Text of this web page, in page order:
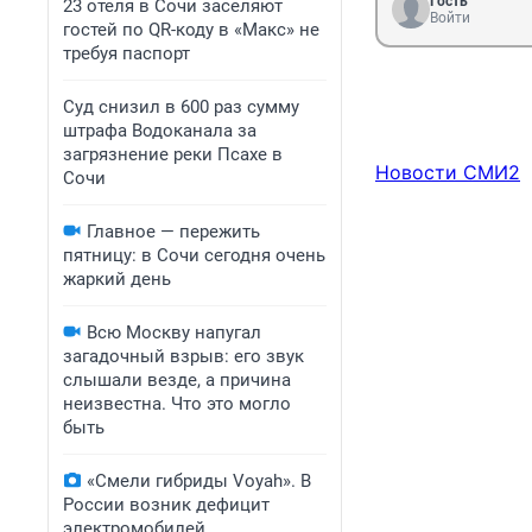
23 отеля в Сочи заселяют
гостей по QR-коду в «Макс» не
требуя паспорт
Суд снизил в 600 раз сумму
штрафа Водоканала за
загрязнение реки Псахе в
Сочи
Главное — пережить
пятницу: в Сочи сегодня очень
жаркий день
Всю Москву напугал
загадочный взрыв: его звук
слышали везде, а причина
неизвестна. Что это могло
быть
«Смели гибриды Voyah». В
России возник дефицит
Войти
Новости СМИ2